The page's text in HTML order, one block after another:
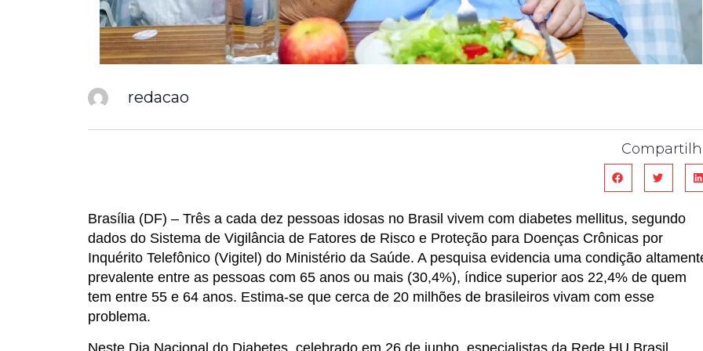
redacao
Brasília (DF) – Três a cada dez pessoas idosas no Brasil vivem com diabetes mellitus, segundo
dados do Sistema de Vigilância de Fatores de Risco e Proteção para Doenças Crônicas por
Inquérito Telefônico (Vigitel) do Ministério da Saúde. A pesquisa evidencia uma condição
prevalente entre as pessoas com 65 anos ou mais (30,4%), índice superior aos 22,4% de quem
tem entre 55 e 64 anos. Estima-se que cerca de 20 milhões de brasileiros vivam com esse
problema.
Neste Dia Nacional do Diabetes, celebrado em 26 de junho, especialistas da Rede HU Brasil